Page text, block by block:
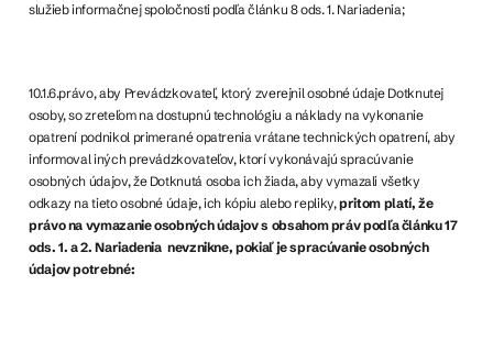
služieb informačnej spoločnosti podľa článku 8 ods. 1. Nariadenia;
10.1.6.právo, aby Prevádzkovateľ, ktorý zverejnil osobné údaje Dotknutej
osoby, so zreteľom na dostupnú technológiu a náklady na vykonanie
opatrení podnikol primerané opatrenia vrátane technických opatrení, aby
informoval iných prevádzkovateľov, ktorí vykonávajú spracúvanie
osobných údajov, že Dotknutá osoba ich žiada, aby vymazali všetky
odkazy na tieto osobné údaje, ich kópiu alebo repliky,pritom platí, že
právo na vymazanie osobných údajov s obsahom práv podľa článku 17
ods. 1. a 2. Nariadenia nevznikne, pokiaľ je spracúvanie osobných
údajov potrebné: